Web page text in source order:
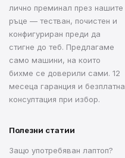
лично преминал през нашите
ръце — тестван, почистен и
конфигуриран преди да
стигне до теб. Предлагаме
само машини, на които
бихме се доверили сами. 12
месеца гаранция и безплатна
консултация при избор.
Полезни статии
Защо употребяван лаптоп?